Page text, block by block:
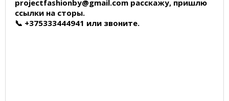
projectfashionby@gmail.com расскажу, пришлю
ссылки на сторы.
📞 +375333444941 или звоните.